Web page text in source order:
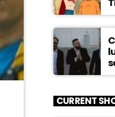
CURRENT